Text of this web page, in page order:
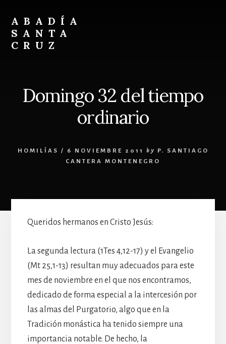
content
footer
ABADÍA
SANTA
CRUZ
Domingo 32 del tiempo
ordinario
HOMILÍAS / 6 NOVIEMBRE 2011 by
P. SANTIAGO
CANTERA MONTENEGRO
Queridos hermanos en Cristo Jesús:
La segunda lectura (1Tes 4,12-17) y el Evangelio
(Mt 25,1-13) resultan muy adecuados para este
mes de noviembre en el que nos encontramos,
dedicado de forma especial a la intercesión por
las almas del Purgatorio, algo que en la
Tradición monástica ha tenido siempre una
importancia notable. De hecho, la